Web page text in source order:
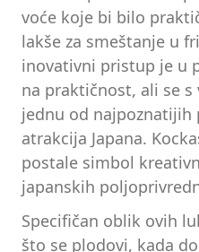
voće koje bi bilo
lakše za smeštanje u
inovativni pristup je u
na praktičnost, ali se
jednu od
atrakcija Japana.
postale simbol
japanskih
Specifičan oblik ovih
što se plodovi, kada